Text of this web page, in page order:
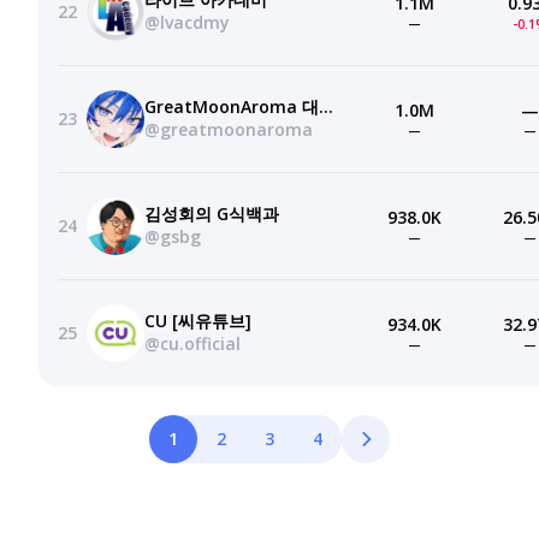
22
@lvacdmy
— -
23
GreatMoonAroma 대월향
@greatmoonaroma
1.0M
—
—
—
24
김성회의 G식백과
@gsbg
938.0K
— —
25
CU [씨유튜브]
@cu.official
934.0K
— —
1 2 3 4